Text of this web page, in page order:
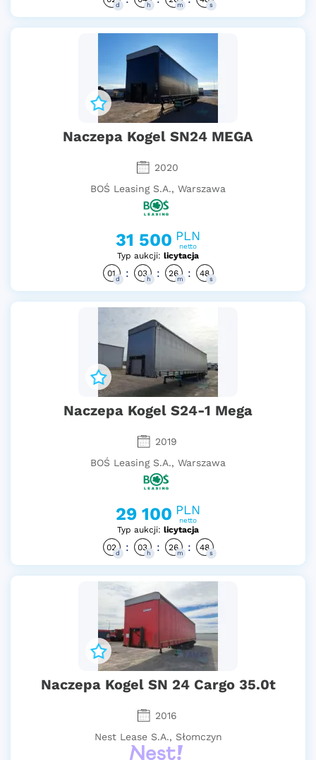
d h m s
Naczepa Kogel SN24 MEGA
2020
BOŚ Leasing S.A., Warszawa
31 500 PLN
netto
Typ aukcji: licytacja
01
d : 03
h : 26
m : 47
s
Naczepa Kogel S24-1 Mega
2019
BOŚ Leasing S.A., Warszawa
29 100 PLN
netto
Typ aukcji: licytacja
02
d : 03
h : 26
m : 47
s
Naczepa Kogel SN 24 Cargo 35.0t
2016
Nest Lease S.A., Słomczyn